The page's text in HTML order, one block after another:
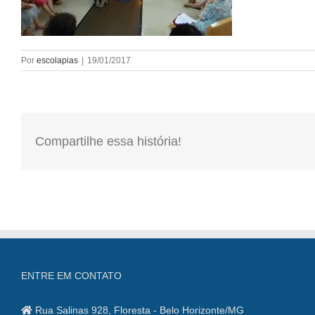
Por escolapias 19/01/2017
Compartilhe essa história!
ENTRE EM CONTATO
Rua Salinas 928, Floresta - Belo Horizonte/MG